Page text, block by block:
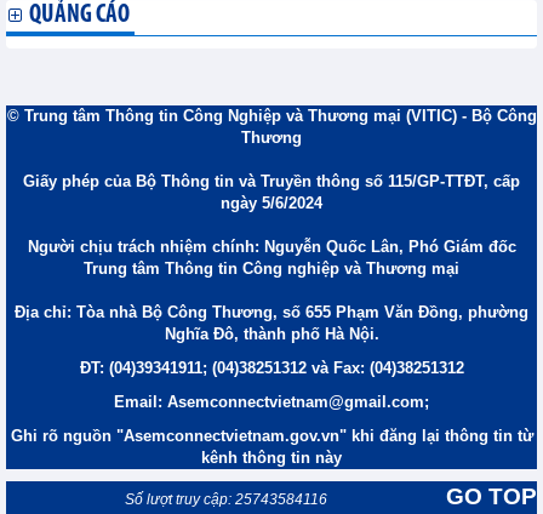
QUẢNG CÁO
© Trung tâm Thông tin Công Nghiệp và Thương mại (VITIC) - Bộ Công
Thương
Giấy phép của Bộ Thông tin và Truyền thông số 115/GP-TTĐT, cấp
ngày 5/6/2024
Người chịu trách nhiệm chính: Nguyễn Quốc Lân, Phó Giám đốc
Trung tâm Thông tin Công nghiệp và Thương mại
Địa chỉ: Tòa nhà Bộ Công Thương, số 655 Phạm Văn Đồng, phường
Nghĩa Đô, thành phố Hà Nội.
ĐT: (04)39341911; (04)38251312 và Fax: (04)38251312
Email: Asemconnectvietnam@gmail.com;
Ghi rõ nguồn "Asemconnectvietnam.gov.vn" khi đăng lại thông tin từ
kênh thông tin này
GO TOP
Số lượt truy cập: 25743584116